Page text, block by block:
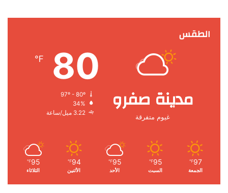
الطقس
مدينة صفرو
غيوم متفرقة
80
℉
34%
3.22 ميل/ساعة
97
℉
الجمعة
95
℉
السبت
95
℉
الأحد
94
℉
الأثنين
95
℉
الثلاثاء